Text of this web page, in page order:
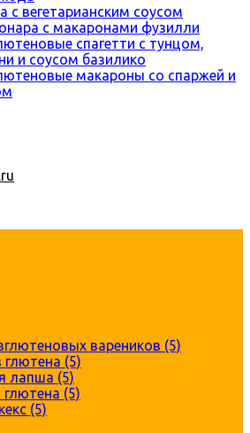
с вегетарианским соусом
с макаронами фузилли
спагетти с тунцом,
и соусом базилико
макароны со спаржей и
вареников (5)
глютена (5)
лапша (5)
(5)
(5)